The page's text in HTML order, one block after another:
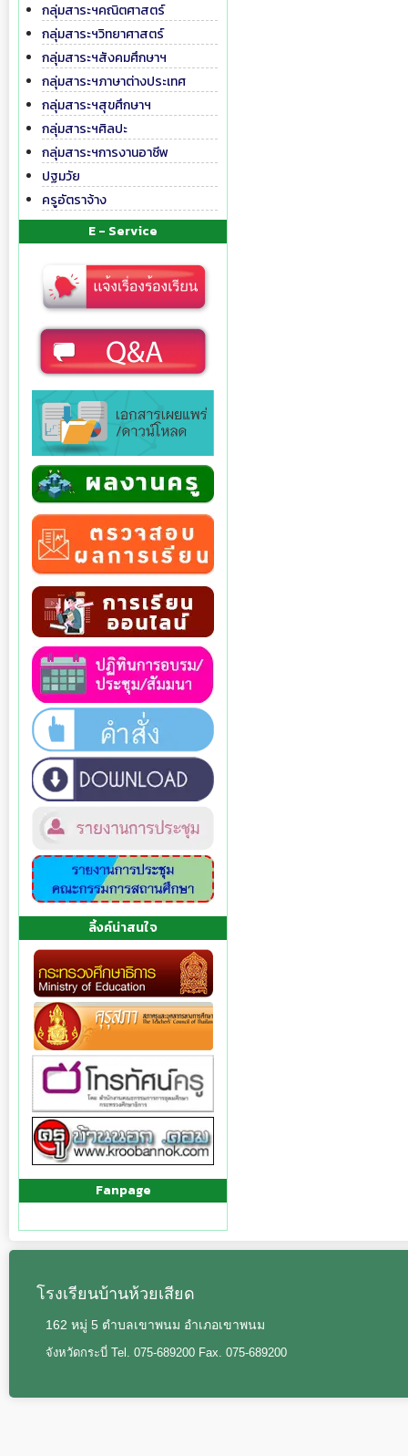
กลุ่มสาระฯคณิตศาสตร์
กลุ่มสาระฯวิทยาศาสตร์
กลุ่มสาระฯสังคมศึกษาฯ
กลุ่มสาระฯภาษาต่างประเทศ
กลุ่มสาระฯสุขศึกษาฯ
กลุ่มสาระฯศิลปะ
กลุ่มสาระฯการงานอาชีพ
ปฐมวัย
ครูอัตราจ้าง
E - Service
ลิ้งค์น่าสนใจ
Fanpage
โรงเรียนบ้านห้วยเสียด
162 หมู่ 5 ตำบลเขาพนม อำเภอเขาพนม
จังหวัดกระบี่ Tel. 075-689200 Fax. 075-689200